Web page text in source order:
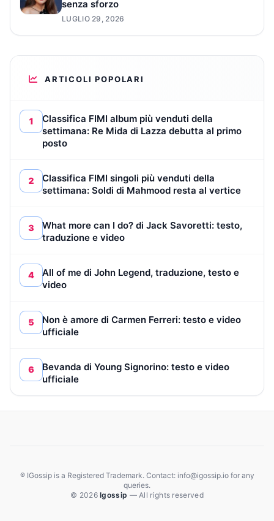
senza sforzo
LUGLIO 29, 2026
ARTICOLI POPOLARI
1
Classifica FIMI album più venduti della
settimana: Re Mida di Lazza debutta al primo
posto
2
Classifica FIMI singoli più venduti della
settimana: Soldi di Mahmood resta al vertice
3
What more can I do? di Jack Savoretti: testo,
traduzione e video
4
All of me di John Legend, traduzione, testo e
video
5
Non è amore di Carmen Ferreri: testo e video
ufficiale
6
Bevanda di Young Signorino: testo e video
ufficiale
® IGossip is a Registered Trademark. Contact: info@igossip.io for any
queries.
© 2026Igossip — All rights reserved